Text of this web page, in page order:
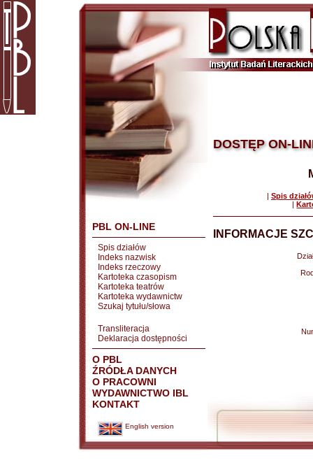
PBL ON-LINE
Spis działów
Indeks nazwisk
Indeks rzeczowy
Kartoteka czasopism
Kartoteka teatrów
Kartoteka wydawnictw
Szukaj tytułu/słowa
Transliteracja
Deklaracja dostępności
O PBL
ŹRÓDŁA DANYCH
O PRACOWNI
WYDAWNICTWO IBL
KONTAKT
English version
DOSTĘP ON-
| Spis
|
INFORMACJE